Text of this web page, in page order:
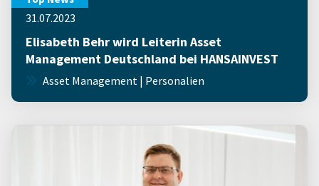
31.07.2023
Elisabeth Behr wird Leiterin Asset
Management Deutschland bei HANSAINVEST
Asset Management | Personalien